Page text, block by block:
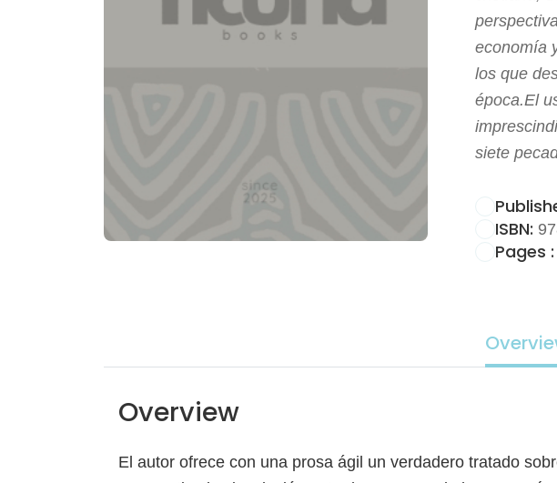
economía
los que
época.El
siete
ISBN:
Pages :
Overview
El autor ofrece con una prosa ágil un verdadero tratado